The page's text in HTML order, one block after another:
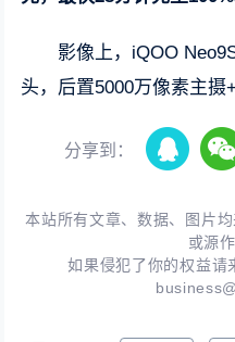
影像上，iQOO
头，后置5000万像素主摄
分享到：
本站所有文章、数据、图片
或源
如果侵犯了你的权益请